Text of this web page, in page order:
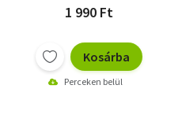
1 990 Ft
Kosárba
Perceken belül